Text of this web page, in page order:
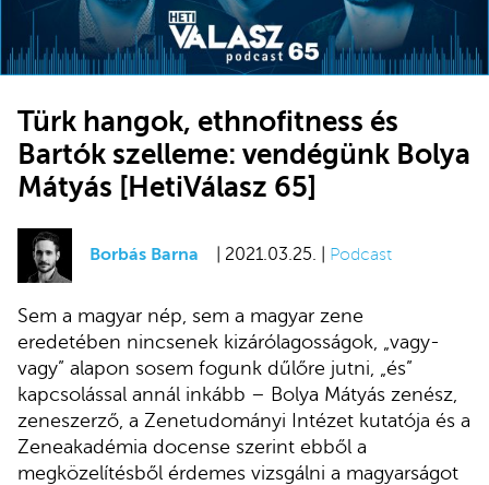
Türk hangok, ethnofitness és
Bartók szelleme: vendégünk Bolya
Mátyás [HetiVálasz 65]
Borbás Barna | 2021.03.25. | Podcast
Sem a magyar nép, sem a magyar zene
eredetében nincsenek kizárólagosságok, „vagy-
vagy” alapon sosem fogunk dűlőre jutni, „és”
kapcsolással annál inkább – Bolya Mátyás zenész,
zeneszerző, a Zenetudományi Intézet kutatója és a
Zeneakadémia docense szerint ebből a
megközelítésből érdemes vizsgálni a magyarságot